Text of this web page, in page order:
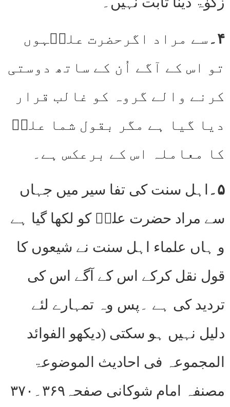
۴۔
سے مراد اگرحضرت علیؓہوں
تو اس کے آگے اُن کے ساتھ دوستی
کرنے والے گروہ کو غالب قرار
دیا گیا ہے مگر بقول شما علیؓ
کا معاملہ اس کے برعکس ہے۔
۵۔
اہل سنت کی تفا سیر میں جہاں
سے مراد حضرت علیؓ کو لکھا گیا ہے
و ہاں علماء اہل سنت نے شیعوں کا
قول نقل کرکے اس کے آگے اس کی
تردید کی ہے ۔پس وہ تمہارے لئے
دلیل نہیں ہو سکتی (دیکھو الفوائد
المجموعہ فی احادیث الموضوعۃ
مصنفہ امام شوکانی صفحہ۳۶۹۔۳۷۰